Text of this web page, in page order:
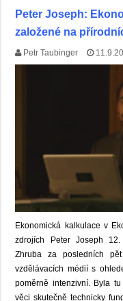
Peter Joseph:
založené na
Petr Taubinger
Ekonomická kalkulace v
zdrojích Peter Joseph 12.
Zhruba za posledních
vzdělávacích médií s
poměrně intenzivní. Byla
věci skutečně technicky